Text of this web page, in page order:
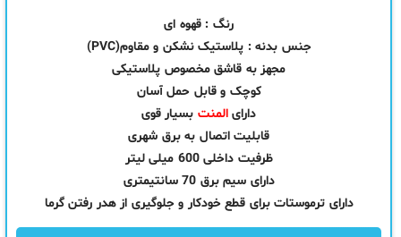
رنگ :قهوه ای
جنس بدنه : پلاستیک نشکن و مقاوم(PVC)
مجهز به قاشق مخصوص پلاستیکی
کوچک و قابل حمل آسان
دارایالمنت بسیار قوی
قابلیت اتصال به برق شهری
ظرفیت داخلی 600 میلی لیتر
دارای سیم برق 70 سانتیمتری
دارای ترموستات برای قطع خودکار و جلوگیری از هدر رفتن گرما